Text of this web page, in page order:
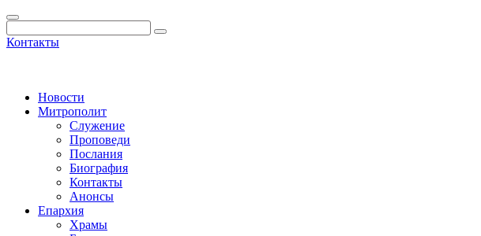
Контакты
Новости
Митрополит
Служение
Проповеди
Послания
Биография
Контакты
Анонсы
Епархия
Храмы